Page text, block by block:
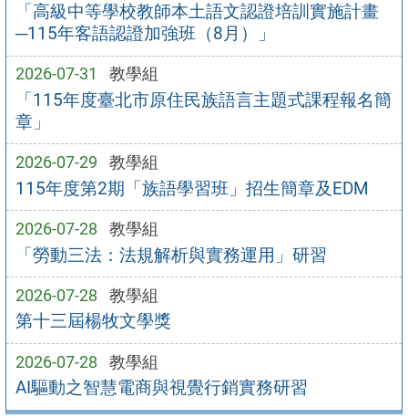
「高級中等學校教師本土語文認證培訓實施計畫
─115年客語認證加強班（8月）」
2026-07-31 教學組
「115年度臺北市原住民族語言主題式課程報名簡
章」
2026-07-29 教學組
115年度第2期「族語學習班」招生簡章及EDM
2026-07-28 教學組
「勞動三法：法規解析與實務運用」研習
2026-07-28 教學組
第十三屆楊牧文學獎
2026-07-28 教學組
AI驅動之智慧電商與視覺行銷實務研習